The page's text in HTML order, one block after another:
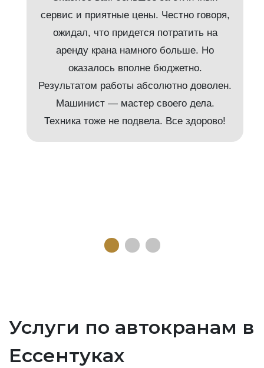
сервис и приятные цены. Честно говоря,
ожидал, что придется потратить на
аренду крана намного больше. Но
оказалось вполне бюджетно.
Результатом работы абсолютно доволен.
Машинист — мастер своего дела.
Техника тоже не подвела. Все здорово!
Услуги по автокранам в
Ессентуках